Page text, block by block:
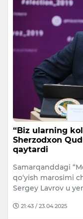
“Biz ularning
Sherzodxon
qaytardi
Samarqanddagi
qo‘yish marosimi
Sergey Lavrov u
21:43 / 23.04.2025